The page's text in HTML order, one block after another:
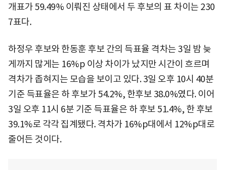
개표가 59.49% 이뤄진 상태에서 두 후보의 표 차이는 230
7표다.
하정우 후보와 한동훈 후보 간의 득표율 격차는 3일 밤 늦
게까지 많게는 16%p 이상 차이가 났지만 시간이 흐르며
격차가 좁혀지는 모습을 보이고 있다. 3일 오후 10시 40분
기준 득표율은 하 후보가 54.2%, 한후보 38.0%였다. 이어
3일 오후 11시 6분 기준 득표율은 하 후보 51.4%, 한 후보
39.1%로 각각 집계됐다. 격차가 16%p대에서 12%p대로
줄어든 것이다.